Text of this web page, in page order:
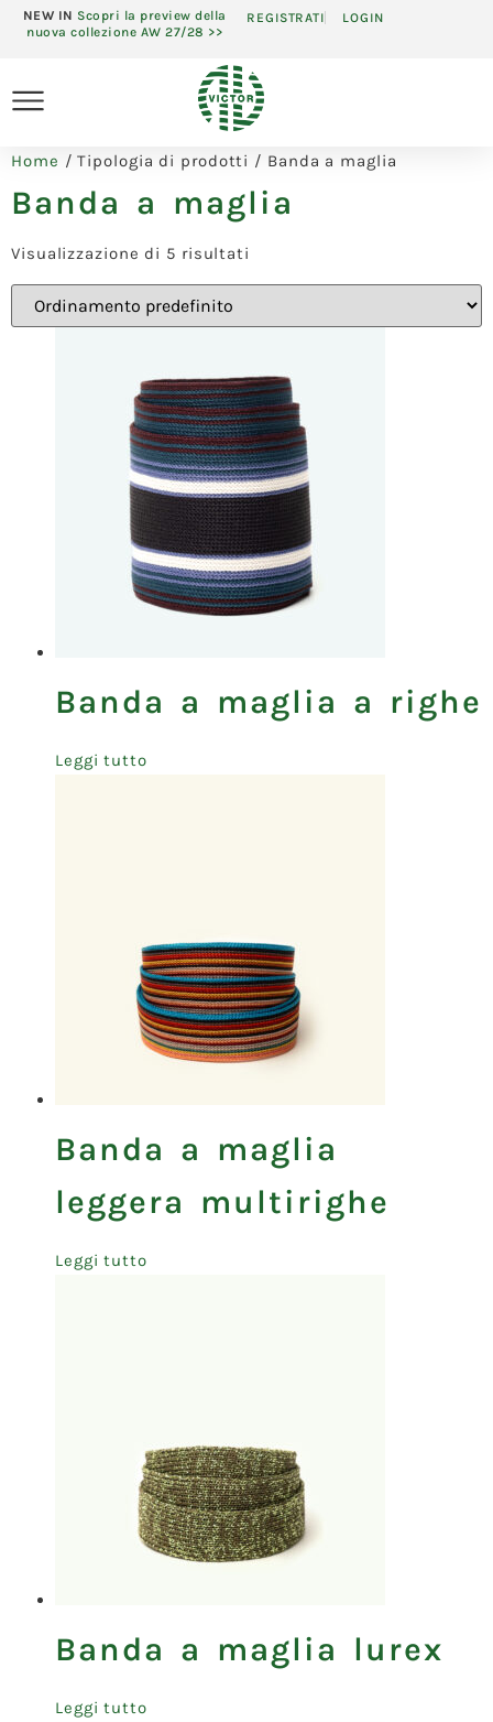
NEW IN Scopri la preview della
nuova collezione AW 27/28 >>
REGISTRATI LOGIN
Home / Tipologia di prodotti / Banda a maglia
Banda a maglia
Visualizzazione di 5 risultati
Banda a maglia a righe
Leggi tutto
Banda a maglia
leggera multirighe
Leggi tutto
Banda a maglia lurex
Leggi tutto